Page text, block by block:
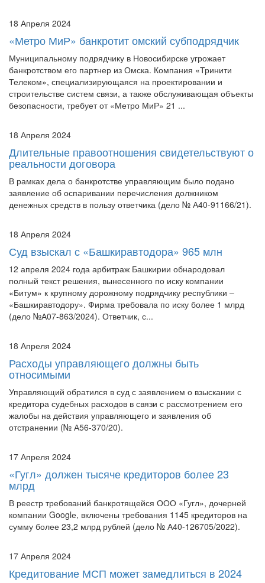
«Метро МиР» банкротит омский субподрядчик
Муниципальному подрядчику в Новосибирске угрожает
банкротством его партнер из Омска. Компания «Тринити
Телеком», специализирующаяся на проектировании и
строительстве систем связи, а также обслуживающая объекты
безопасности, требует от «Метро МиР» 21 ...
Длительные правоотношения свидетельствуют о
реальности договора
В рамках дела о банкротстве управляющим было подано
заявление об оспаривании перечисления должником
денежных средств в пользу ответчика (дело № А40-91166/21).
Суд взыскал с «Башкиравтодора» 965 млн
12 апреля 2024 года арбитраж Башкирии обнародовал
полный текст решения, вынесенного по иску компании
«Битум» к крупному дорожному подрядчику республики –
«Башкиравтодору». Фирма требовала по иску более 1 млрд
(дело №А07-863/2024). Ответчик, с...
Расходы управляющего должны быть
относимыми
Управляющий обратился в суд с заявлением о взыскании с
кредитора судебных расходов в связи с рассмотрением его
жалобы на действия управляющего и заявления об
отстранении (№ А56-370/20).
«Гугл» должен тысяче кредиторов более 23
млрд
В реестр требований банкротящейся ООО «Гугл», дочерней
компании Googlе, включены требования 1145 кредиторов на
сумму более 23,2 млрд рублей (дело № А40-126705/2022).
Кредитование МСП может замедлиться в 2024
году